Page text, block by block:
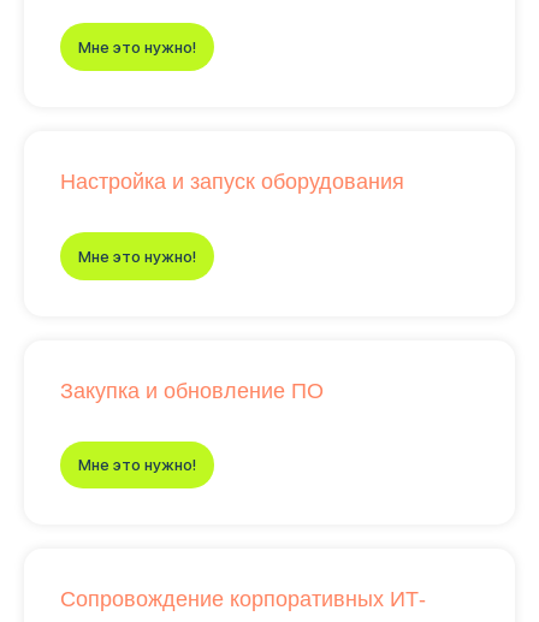
Мне это нужно!
Настройка и запуск оборудования
Мне это нужно!
Закупка и обновление ПО
Мне это нужно!
Сопровождение корпоративных ИТ-